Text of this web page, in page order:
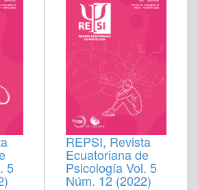
5
REPSI, Revista
Ecuatoriana de
Psicología Vol. 5
Núm. 12 (2022)